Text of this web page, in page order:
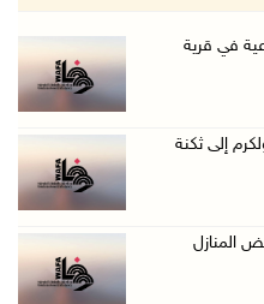
تعزيز ...
في سالم شرق نا ...
جمعة
في قرية
إلى ثكنة
المنازل